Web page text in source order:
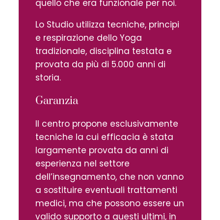
quello che era funzionale per noi.
Lo Studio utilizza tecniche, principi
e respirazione dello Yoga
tradizionale, disciplina testata e
provata da più di 5.000 anni di
storia.
Garanzia
Il centro propone esclusivamente
tecniche la cui efficacia è stata
largamente provata da anni di
esperienza nel settore
dell’insegnamento, che non vanno
a sostituire eventuali trattamenti
medici, ma che possono essere un
valido supporto a questi ultimi, in